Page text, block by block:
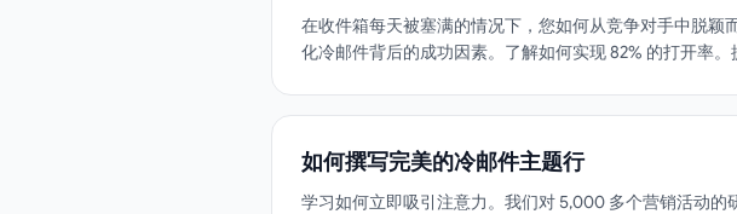
在收件箱每天被塞满的情况下，您如何从竞争对手中脱
化冷邮件背后的成功因素。了解如何实现 82% 的打开率。
如何撰写完美的冷邮件主题行
学习如何立即吸引注意力。我们对 5,000 多个营销活动